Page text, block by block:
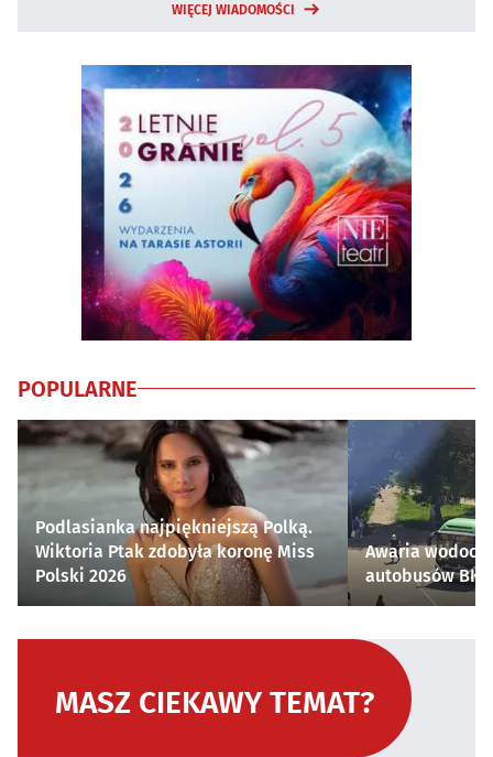
WIĘCEJ WIADOMOŚCI
POPULARNE
Podlasianka najpiękniejszą Polką.
Wiktoria Ptak zdobyła koronę Miss
Polski 2026
Awaria
autobusów
MASZ CIEKAWY TEMAT?